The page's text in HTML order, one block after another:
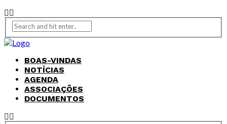
BOAS-VINDAS
NOTÍCIAS
AGENDA
ASSOCIAÇÕES
DOCUMENTOS